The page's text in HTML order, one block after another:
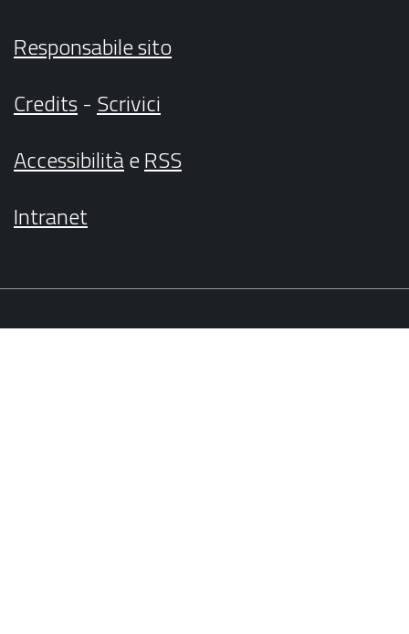
Responsabile sito
Credits- Scrivici
AccessibilitàeRSS
Intranet